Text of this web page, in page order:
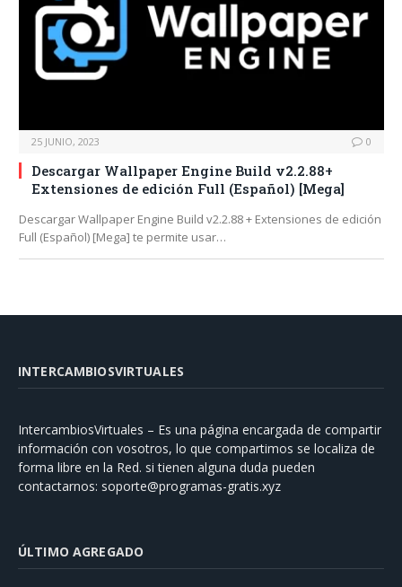
25 JUNIO, 2023 0
Descargar Wallpaper Engine Build v2.2.88+
Extensiones de edición Full (Español) [Mega]
Descargar Wallpaper Engine Build v2.2.88 + Extensiones de edición
Full (Español) [Mega] te permite usar…
INTERCAMBIOSVIRTUALES
IntercambiosVirtuales – Es una página encargada de compartir
información con vosotros, lo que compartimos se localiza de
forma libre en la Red. si tienen alguna duda pueden
contactarnos: soporte@programas-gratis.xyz
ÚLTIMO AGREGADO